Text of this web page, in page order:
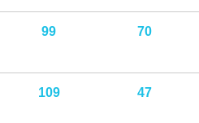
99 70
109 47